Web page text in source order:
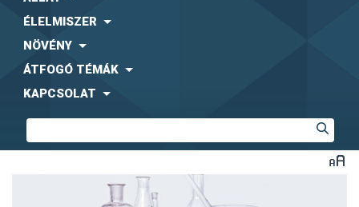
ÉLELMISZER
NÖVÉNY
ÁTFOGÓ TÉMÁK
KAPCSOLAT